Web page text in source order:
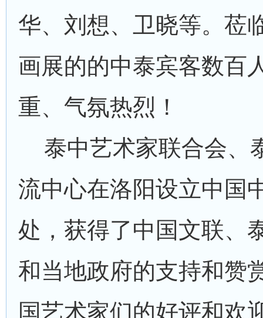
华、刘想、卫晓等。莅
画展的的中泰宾客数百
重、气氛热烈！
泰中艺术家联合会、
流中心在洛阳设立中国
处，获得了中国文联、
和当地政府的支持和赞
国艺术家们的好评和欢